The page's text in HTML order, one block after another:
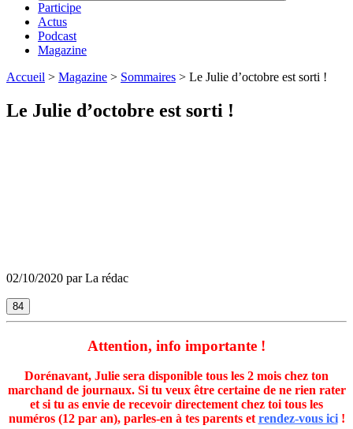
Participe
Actus
Podcast
Magazine
Accueil > Magazine > Sommaires > Le Julie d’octobre est sorti !
Le Julie d’octobre est sorti !
02/10/2020 par La rédac
84
Attention, info importante !
Dorénavant, Julie sera disponible tous les 2 mois chez ton
marchand de journaux. Si tu veux être certaine de ne rien rater
et si tu as envie de recevoir directement chez toi tous les
numéros (12 par an), parles-en à tes parents et rendez-vous ici !